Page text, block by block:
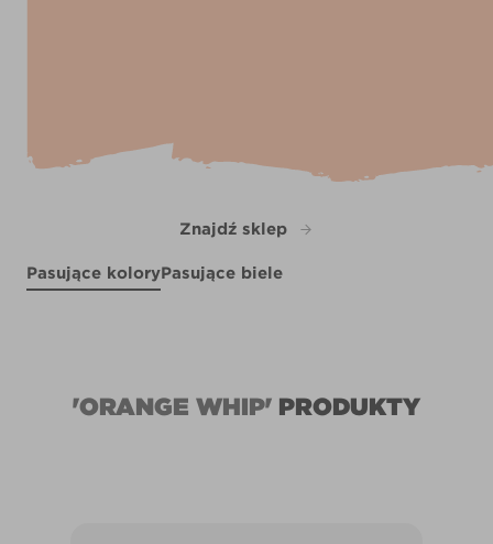
Znajdź sklep
Pasujące koloryPasujące biele
'ORANGE WHIP' PRODUKTY